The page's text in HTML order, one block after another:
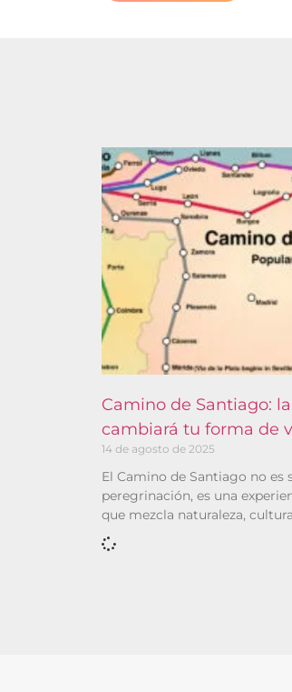
Camino de Santiago:
cambiará tu forma de
14 de agosto de 2025
El Camino de Santiago no es
peregrinación, es una
que mezcla naturaleza,